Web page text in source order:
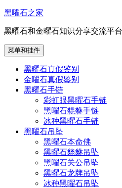
跳
内
容
黑曜石之家
黑曜石和金曜石知识分享交流平台
菜单和挂件
黑曜石真假鉴别
金曜石真假鉴别
黑曜石手链
彩虹眼黑曜石手链
黑曜石貔貅手链
冰种黑曜石手链
黑曜石吊坠
黑曜石本命佛
黑曜石貔貅吊坠
黑曜石关公吊坠
黑曜石龙牌吊坠
冰种黑曜石吊坠